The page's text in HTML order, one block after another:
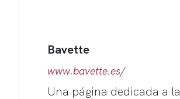
Bavette
www.bavette.es/
Una página dedicada a la